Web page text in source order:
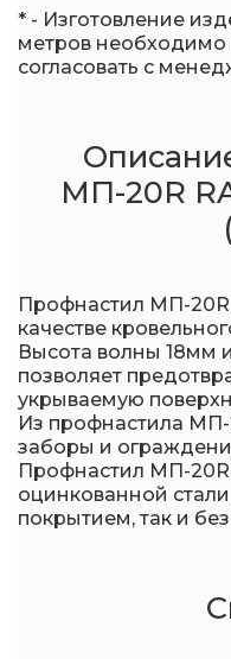
* - Изготовление
метров необходимо
согласовать с
МП-20R
Профнастил МП-
качестве
Высота волны 18мм
позволяет
укрываемую
Из профнастила
заборы и
Профнастил МП-20R
оцинкованной
покрытием, так и